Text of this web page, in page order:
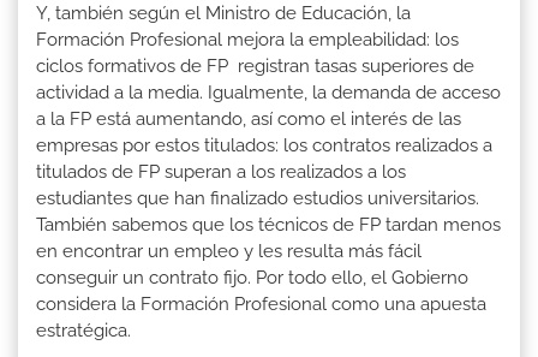
Y, también según el Ministro de Educación, la
Formación Profesional mejora la empleabilidad: los
ciclos formativos de FP registran tasas superiores de
actividad a la media. Igualmente, la demanda de acceso
a la FP está aumentando, así como el interés de las
empresas por estos titulados: los contratos realizados a
titulados de FP superan a los realizados a los
estudiantes que han finalizado estudios universitarios.
También sabemos que los técnicos de FP tardan menos
en encontrar un empleo y les resulta más fácil
conseguir un contrato fijo. Por todo ello, el Gobierno
considera la Formación Profesional como una apuesta
estratégica.